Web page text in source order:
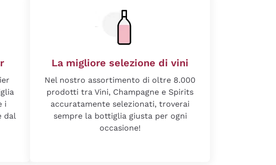
i
dal
La migliore selezione di vini
Nel nostro assortimento di oltre 8.000
prodotti tra Vini, Champagne e Spirits
accuratamente selezionati, troverai
sempre la bottiglia giusta per ogni
occasione!